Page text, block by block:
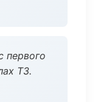
первого
ТЗ.